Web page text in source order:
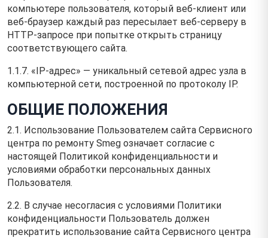
компьютере пользователя, который веб-клиент или
веб-браузер каждый раз пересылает веб-серверу в
HTTP-запросе при попытке открыть страницу
соответствующего сайта.
1.1.7. «IP-адрес» — уникальный сетевой адрес узла в
компьютерной сети, построенной по протоколу IP.
ОБЩИЕ ПОЛОЖЕНИЯ
2.1. Использование Пользователем сайта Сервисного
центра по ремонту Smeg означает согласие с
настоящей Политикой конфиденциальности и
условиями обработки персональных данных
Пользователя.
2.2. В случае несогласия с условиями Политики
конфиденциальности Пользователь должен
прекратить использование сайта Сервисного центра